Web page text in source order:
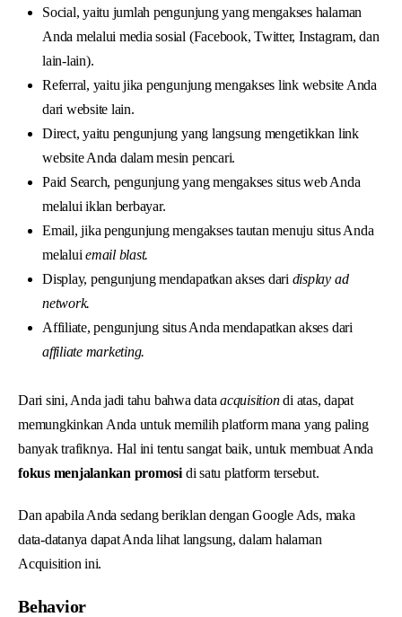
Social, yaitu jumlah pengunjung yang mengakses halaman
Anda melalui media sosial (Facebook, Twitter, Instagram, dan
lain-lain).
Referral, yaitu jika pengunjung mengakses link website Anda
dari website lain.
Direct, yaitu pengunjung yang langsung mengetikkan link
website Anda dalam mesin pencari.
Paid Search, pengunjung yang mengakses situs web Anda
melalui iklan berbayar.
Email, jika pengunjung mengakses tautan menuju situs Anda
melaluiemail blast.
Display, pengunjung mendapatkan akses dari display ad
network.
Affiliate, pengunjung situs Anda mendapatkan akses dari
affiliate marketing.
Dari sini, Anda jadi tahu bahwa dataacquisitiondi atas, dapat
memungkinkan Anda untuk memilih platform mana yang paling
banyak trafiknya. Hal ini tentu sangat baik, untuk membuat Anda
fokus menjalankan promosi di satu platform tersebut.
Dan apabila Anda sedang beriklan dengan Google Ads, maka
data-datanya dapat Anda lihat langsung, dalam halaman
Acquisition ini.
Behavior